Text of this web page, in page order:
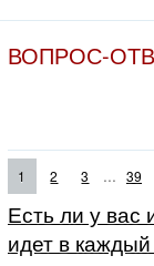
ВОПРОС-
1 2 3 ... 39
Есть ли у вас
идет в